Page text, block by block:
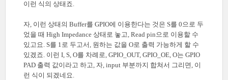
이런 식의 상태죠.
자, 이런 상태의 Buffer를 GPIO에 이용한다는 것은 S를 0으로 두
었을 때 High Impedance 상태로 놓고, Read pin으로 이용할 수
있고요. S를 1로 두고서, 원하는 값을 O로 출력 가능하게 할 수
있겠죠. 이런 I, S, O를 차례로, GPIO_OUT, GPIO_OE, O는 GPIO
PAD 출력 값이라고 하고, 자, input 부분까지 합쳐서 그리면, 이
런 식이 되겠네요.